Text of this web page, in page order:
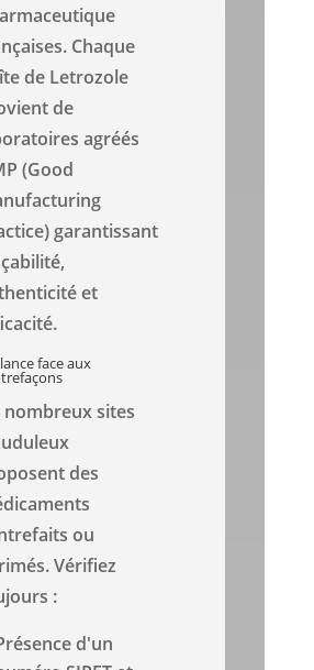
Chaque
de Letrozole
de
agréés
(Good
garantissant
et
face aux
nombreux sites
des
ou
Vérifiez
:
d'un